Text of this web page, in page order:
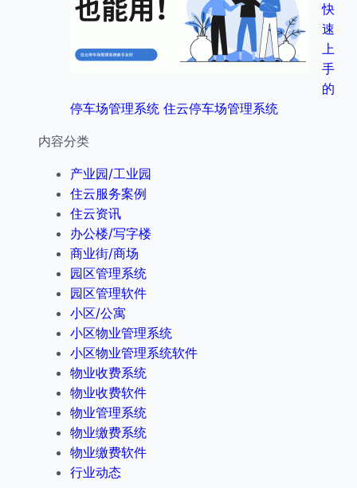
快
速
上
手
的
停车场管理系统 住云停车场管理系统
内容分类
产业园/工业园
住云服务案例
住云资讯
办公楼/写字楼
商业街/商场
园区管理系统
园区管理软件
小区/公寓
小区物业管理系统
小区物业管理系统软件
物业收费系统
物业收费软件
物业管理系统
物业缴费系统
物业缴费软件
行业动态